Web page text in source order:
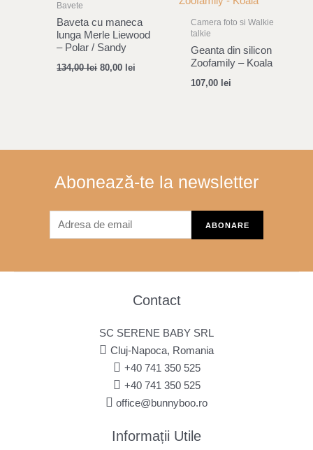
Bavete
Baveta cu maneca
lunga Merle Liewood
– Polar / Sandy
134,00lei 80,00 lei
Camera foto si Walkie
talkie
Geanta din silicon
Zoofamily – Koala
107,00 lei
Abonează-te la newsletter
Contact
SC SERENE BABY SRL
Cluj-Napoca, Romania
+40 741 350 525
+40 741 350 525
office@bunnyboo.ro
Informații Utile